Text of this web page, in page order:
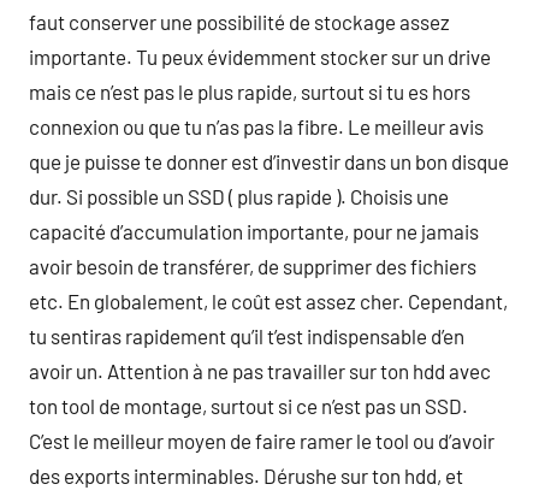
faut conserver une possibilité de stockage assez
importante. Tu peux évidemment stocker sur un drive
mais ce n’est pas le plus rapide, surtout si tu es hors
connexion ou que tu n’as pas la fibre. Le meilleur avis
que je puisse te donner est d’investir dans un bon disque
dur. Si possible un SSD ( plus rapide ). Choisis une
capacité d’accumulation importante, pour ne jamais
avoir besoin de transférer, de supprimer des fichiers
etc. En globalement, le coût est assez cher. Cependant,
tu sentiras rapidement qu’il t’est indispensable d’en
avoir un. Attention à ne pas travailler sur ton hdd avec
ton tool de montage, surtout si ce n’est pas un SSD.
C’est le meilleur moyen de faire ramer le tool ou d’avoir
des exports interminables. Dérushe sur ton hdd, et